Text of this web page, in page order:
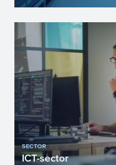
Nederland
veilig te laten
enorm belangrijk. He...
SECTOR
ICT-sector